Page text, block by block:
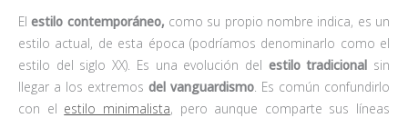
Elestilo contemporáneo, como su propio nombre indica, es un
estilo actual, de esta época (podríamos denominarlo como el
estilo del siglo XX). Es una evolución del estilo tradicional sin
llegar a los extremos del vanguardismo . Es común confundirlo
con el estilo minimalista, pero aunque comparte sus líneas